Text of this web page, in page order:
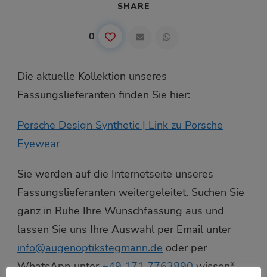
SHARE
0
Die aktuelle Kollektion unseres
Fassungslieferanten finden Sie hier:
Porsche Design Synthetic | Link zu Porsche
Eyewear
Sie werden auf die Internetseite unseres
Fassungslieferanten weitergeleitet. Suchen Sie
ganz in Ruhe Ihre Wunschfassung aus und
lassen Sie uns Ihre Auswahl per Email unter
info@augenoptikstegmann.de oder per
WhatsApp unter+49 171 7763890wissen*.